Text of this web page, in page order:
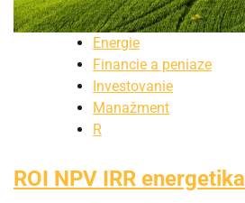
Energie
Financie a peniaze
Investovanie
Manažment
R
ROI NPV IRR energetika